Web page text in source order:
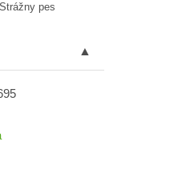
Strážny pes